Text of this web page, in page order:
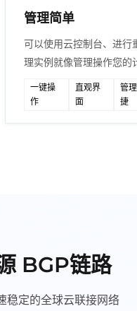
管理简单
可以使用云控制台、进行
理实例就像管理操作您的
一键操
作
直观界
面
管
捷
BGP链路
稳定的全球云联接网络